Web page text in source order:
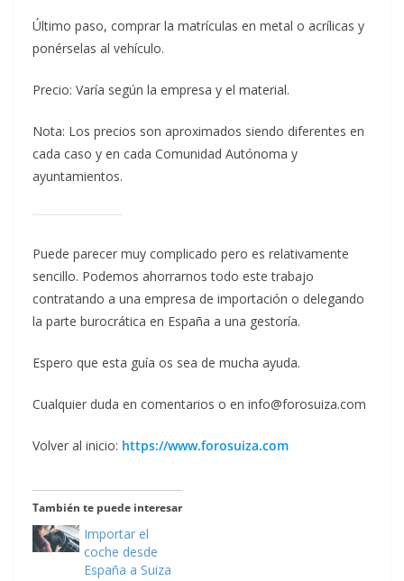
Último paso, comprar la matrículas en metal o acrílicas y
ponérselas al vehículo.
Precio: Varía según la empresa y el material.
Nota: Los precios son aproximados siendo diferentes en
cada caso y en cada Comunidad Autónoma y
ayuntamientos.
Puede parecer muy complicado pero es relativamente
sencillo. Podemos ahorrarnos todo este trabajo
contratando a una empresa de importación o delegando
la parte burocrática en España a una gestoría.
Espero que esta guía os sea de mucha ayuda.
Cualquier duda en comentarios o en info@forosuiza.com
Volver al inicio: https://www.forosuiza.com
También te puede interesar
Importar el
coche desde
España a Suiza